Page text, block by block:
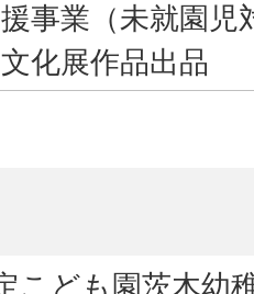
援事業（未就園児
文化展作品出品